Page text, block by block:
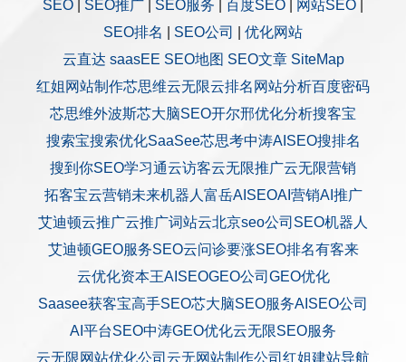
SEO SEO推广 SEO服务 百度SEO 网站SEO
SEO排名
SEO公司
优化网站
云直达 saasEE SEO地图 SEO文章 SiteMap
红姐网站制作芯思维云无限云排名 网站分析百度密码
芯思维外波斯芯大脑SEO开尔邢优化分析搜客宝
搜索宝搜索优化SaaSee芯思考中涛AISEO搜排名
搜到你SEO学习通云访客云无限推广云无限营销
拓客宝云营销未来机器人 富岳AISEOAI营销AI推广
艾迪顿云推广云推广词站云北京seo公司 SEO机器人
艾迪顿GEO服务SEO云问诊要涨SEO排名有客来
云优化资本王AISEOGEO公司 GEO优化
Saasee获客宝高手SEO芯大脑SEO服务AISEO公司
AI平台SEO中涛GEO优化云无限SEO服务
云无限网站优化公司 云无网站制作公司 红姐建站导航